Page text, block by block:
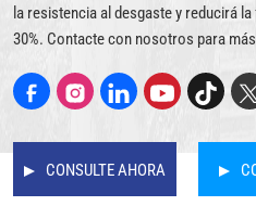
la resistencia al desgaste y reducirá
30%. Contacte con nosotros para
CONSULTE AHORA